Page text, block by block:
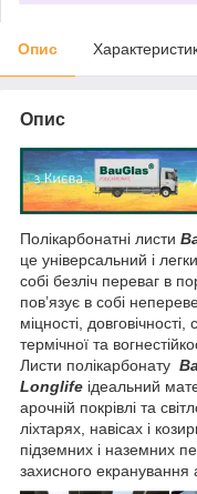
Опис
Опис
Полікарбонатні листи
це універсальний і
собі безліч переваг в
пов’язує в собі
міцності,
термічної та
Листи полікарбонату
Longlife ідеальний
арочній покрівлі та
ліхтарях, навісах і
підземних і наземних
захисного екранування